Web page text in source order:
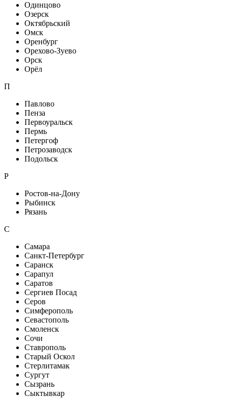
Одинцово
Озерск
Октябрьский
Омск
Оренбург
Орехово-Зуево
Орск
Орёл
П
Павлово
Пенза
Первоуральск
Пермь
Петергоф
Петрозаводск
Подольск
Р
Ростов-на-Дону
Рыбинск
Рязань
С
Самара
Санкт-Петербург
Саранск
Сарапул
Саратов
Сергиев Посад
Серов
Симферополь
Севастополь
Смоленск
Сочи
Ставрополь
Старый Оскол
Стерлитамак
Сургут
Сызрань
Сыктывкар